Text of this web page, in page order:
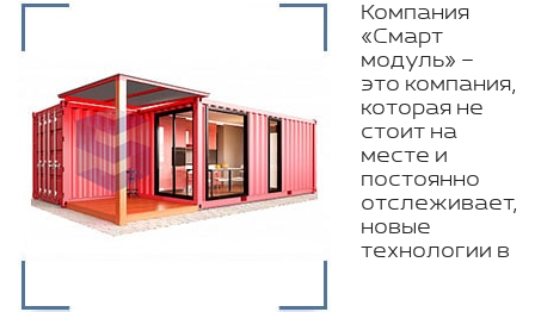
Компания
«Смарт
модуль» –
это компания,
которая не
стоит на
месте и
постоянно
отслеживает,
новые
технологии в